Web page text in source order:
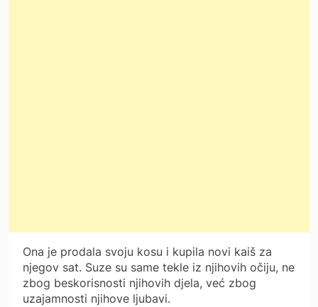
Ona je prodala svoju kosu i kupila novi kaiš za
njegov sat. Suze su same tekle iz njihovih očiju, ne
zbog beskorisnosti njihovih djela, već zbog
uzajamnosti njihove ljubavi.